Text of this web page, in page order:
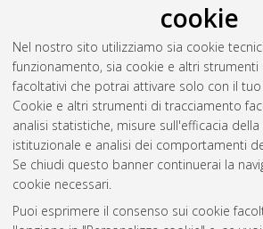
cookie
Nel nostro sito utilizziamo sia cookie
funzionamento, sia cookie e altri
facoltativi che potrai attivare solo con il
Cookie e altri strumenti di tracciamento
analisi statistiche, misure sull'efficacia
istituzionale e analisi dei comportamenti
Se chiudi questo banner continuerai la
cookie necessari.
Puoi esprimere il consenso sui cookie
Abstract
Altri metadati
Gestione del
Atom
Rss 1.0